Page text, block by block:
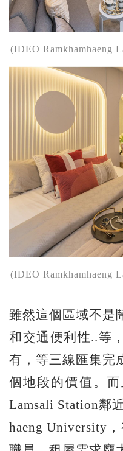
(IDEO Ramkhamhaeng
(IDEO Ramkhamhaeng
雖然這個區域不是
和交通便利性..等
有，等三線匯集完
個地段的價值。而
Lamsali Station鄰
haeng University